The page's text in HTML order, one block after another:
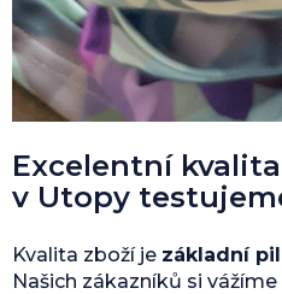
Excelentní
v Utopy
Kvalita zboží je základní
Našich zákazníků si